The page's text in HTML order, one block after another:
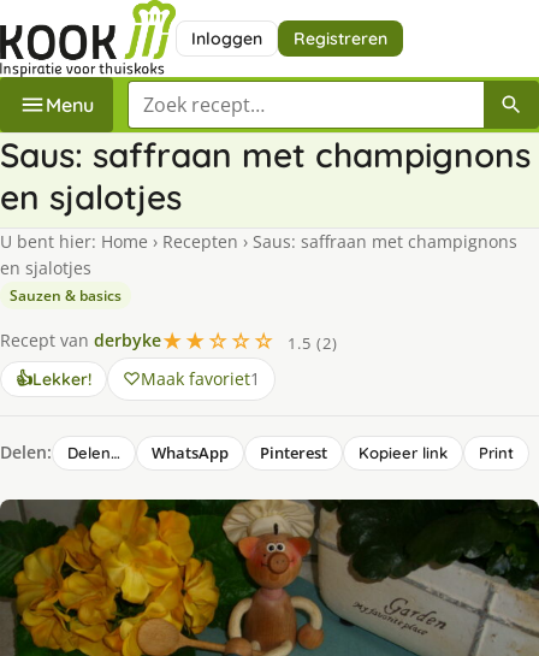
Inloggen Registreren
Menu Zoek een recept
Saus: saffraan met champignons
en sjalotjes
U bent hier: Home › Recepten › Saus: saffraan met champignons
en sjalotjes
Sauzen & basics
Recept van derbyke★★☆☆☆
1.5 (2)
👍Lekker! Maak favoriet1
Delen: Delen… WhatsApp Pinterest Kopieer link Print